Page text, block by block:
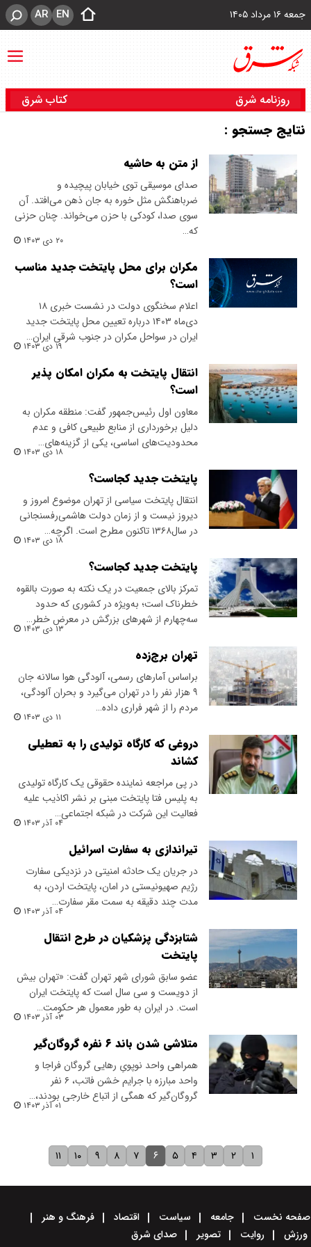
جمعه ۱۶ مرداد ۱۴۰۵ EN
AR
روزنامه شرق کتاب شرق
نتایج جستجو :
از متن به حاشیه
صدای موسیقی توی خیابان پیچیده و
ضرباهنگش مثل خوره به جان ذهن می‌افتد. آن
سوی صدا، کودکی با حزن می‌خواند. چنان حزنی
که…
۲۰ دی ۱۴۰۳
مکران برای محل پایتخت جدید مناسب
است؟
اعلام سخنگوی دولت در نشست خبری ۱۸
دی‌ماه ۱۴۰۳ درباره تعیین محل پایتخت جدید
ایران در سواحل مکران در جنوب شرقی ایران…
۱۹ دی ۱۴۰۳
انتقال پایتخت به مکران امکان پذیر
است؟
‌معاون اول رئیس‌جمهور گفت: منطقه مکران به
دلیل برخورداری از منابع طبیعی کافی و عدم
محدودیت‌های اساسی، یکی از گزینه‌های…
۱۸ دی ۱۴۰۳
پایتخت جدید کجاست؟
انتقال پایتخت سیاسی از تهران موضوع امروز و
دیروز نیست و از زمان دولت هاشمی‌رفسنجانی
در سال۱۳۶۸ تاکنون مطرح است. اگرچه…
۱۸ دی ۱۴۰۳
پایتخت جدید کجاست؟
تمرکز بالای جمعیت در یک نکته به صورت بالقوه
خطرناک است؛ به‌ویژه در کشوری که حدود
سه‌چهارم از شهرهای بزرگش در معرض خطر…
۱۳ دی ۱۴۰۳
تهران برج‌زده
بر‌اساس آمارهای رسمی، آلودگی هوا سالانه جان
۹ هزار نفر را در تهران می‌گیرد و بحران آلودگی،
مردم را از شهر فراری داده…
۱۱ دی ۱۴۰۳
دروغی که کارگاه تولیدی را به تعطیلی
کشاند
در پی مراجعه نماینده حقوقی یک کارگاه تولیدی
به پلیس فتا پایتخت مبنی بر نشر اکاذیب علیه
فعالیت این شرکت در شبکه اجتماعی…
۰۴ آذر ۱۴۰۳
تیراندازی به سفارت اسرائیل
در جریان یک حادثه امنیتی در نزدیکی سفارت
رژیم صهیونیستی در امان، پایتخت اردن، به
مدت چند دقیقه به سمت مقر سفارت…
۰۴ آذر ۱۴۰۳
شتابزدگی پزشکیان در طرح انتقال
پایتخت
عضو سابق شورای شهر تهران گفت: «تهران بیش
از دویست و سی سال است که پایتخت ایران
است. در ایران به طور معمول هر حکومت…
۰۳ آذر ۱۴۰۳
متلاشی شدن باند ۶ نفره گروگان‌گیر
همراهی واحد نوپویِ رهایی گروگان فراجا و
واحد مبارزه با جرایم خشن فاتب، ۶ نفر
گروگان‌گیر که همگی از اتباع خارجی بودند،…
۰۱ آذر ۱۴۰۳
۱ ۲ ۳ ۴ ۵ ۶ ۷ ۸ ۹ ۱۰ ۱۱
صفحه نخست جامعه سیاست اقتصاد
فرهنگ و هنر
ورزش
روایت تصویر صدای شرق